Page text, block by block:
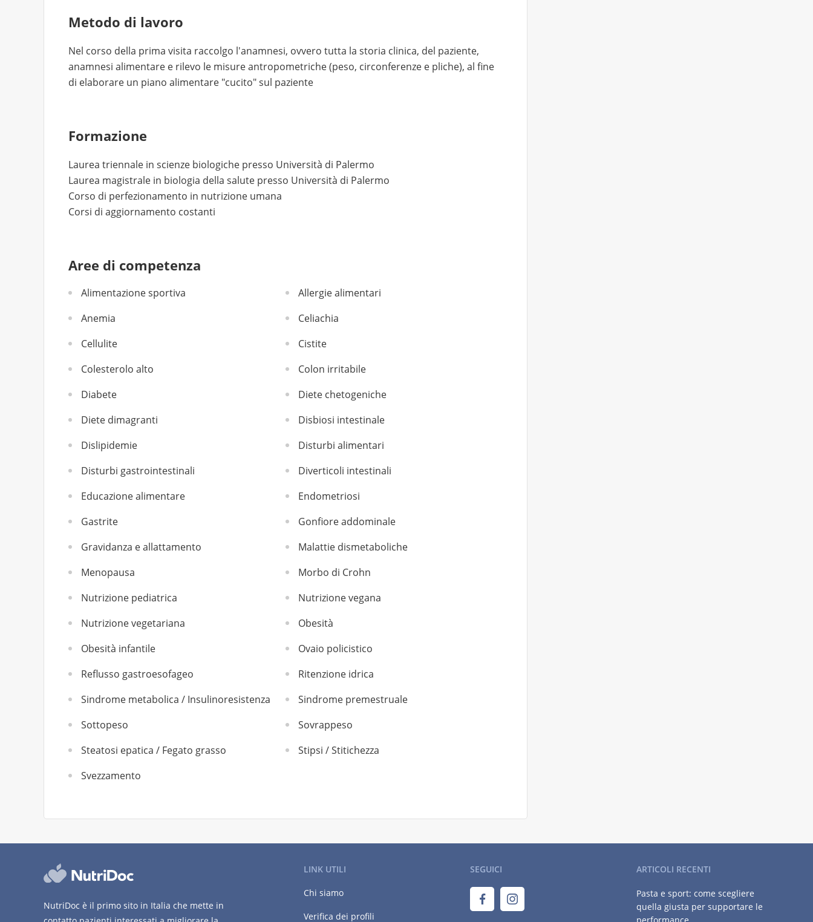
Metodo di lavoro
Nel corso della prima visita raccolgo l'anamnesi, ovvero tutta la storia clinica, del paziente,
anamnesi alimentare e rilevo le misure antropometriche (peso, circonferenze e pliche), al fine
di elaborare un piano alimentare "cucito" sul paziente
Formazione
Laurea triennale in scienze biologiche presso Università di Palermo
Laurea magistrale in biologia della salute presso Università di Palermo
Corso di perfezionamento in nutrizione umana
Corsi di aggiornamento costanti
Aree di competenza
Alimentazione sportiva
Allergie alimentari
Anemia
Celiachia
Cellulite
Cistite
Colesterolo alto
Colon irritabile
Diabete
Diete chetogeniche
Diete dimagranti
Disbiosi intestinale
Dislipidemie
Disturbi alimentari
Disturbi gastrointestinali
Diverticoli intestinali
Educazione alimentare
Endometriosi
Gastrite
Gonfiore addominale
Gravidanza e allattamento
Malattie dismetaboliche
Menopausa
Morbo di Crohn
Nutrizione pediatrica
Nutrizione vegana
Nutrizione vegetariana
Obesità
Obesità infantile
Ovaio policistico
Reflusso gastroesofageo
Ritenzione idrica
Sindrome metabolica / Insulinoresistenza
Sindrome premestruale
Sottopeso
Sovrappeso
Steatosi epatica / Fegato grasso
Stipsi / Stitichezza
Svezzamento
NutriDoc è il primo sito in Italia che mette in
LINK UTILI
Chi siamo
Verifica dei profili
SEGUICI ARTICOLI RECENTI
Pasta e sport: come scegliere
quella giusta per supportare le
performance